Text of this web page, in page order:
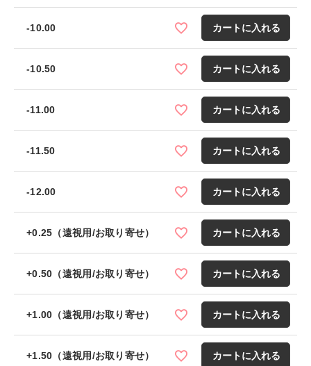
-10.00 カートに入れる
-10.50 カートに入れる
-11.00 カートに入れる
-11.50 カートに入れる
-12.00 カートに入れる
+0.25（遠視用/お取り寄せ） カートに入れる
+0.50（遠視用/お取り寄せ） カートに入れる
+1.00（遠視用/お取り寄せ） カートに入れる
+1.50（遠視用/お取り寄せ） カートに入れる